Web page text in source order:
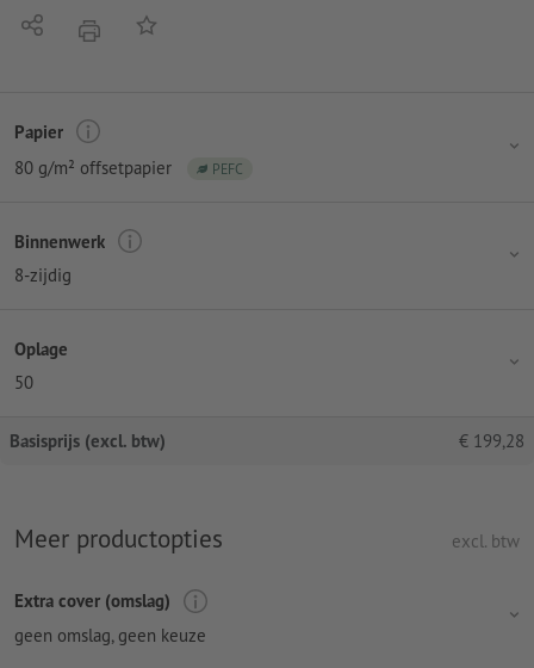
Delen afdrukkenOp de lijst
Papier
80 g/m² offsetpapier
PEFC
Binnenwerk
8-zijdig
Oplage
50
Basisprijs (excl. btw) € 199,28
Meer productopties excl. btw
Extra cover (omslag)
geen omslag, geen keuze